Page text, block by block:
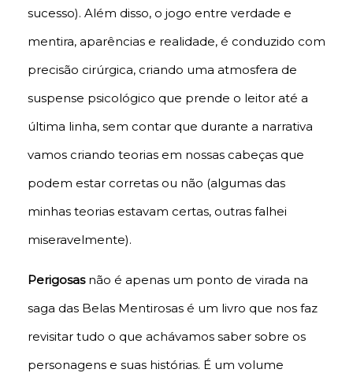
sucesso). Além disso, o jogo entre verdade e
mentira, aparências e realidade, é conduzido com
precisão cirúrgica, criando uma atmosfera de
suspense psicológico que prende o leitor até a
última linha, sem contar que durante a narrativa
vamos criando teorias em nossas cabeças que
podem estar corretas ou não (algumas das
minhas teorias estavam certas, outras falhei
miseravelmente).
Perigosasnão é apenas um ponto de virada na
saga das Belas Mentirosas é um livro que nos faz
revisitar tudo o que achávamos saber sobre os
personagens e suas histórias. É um volume